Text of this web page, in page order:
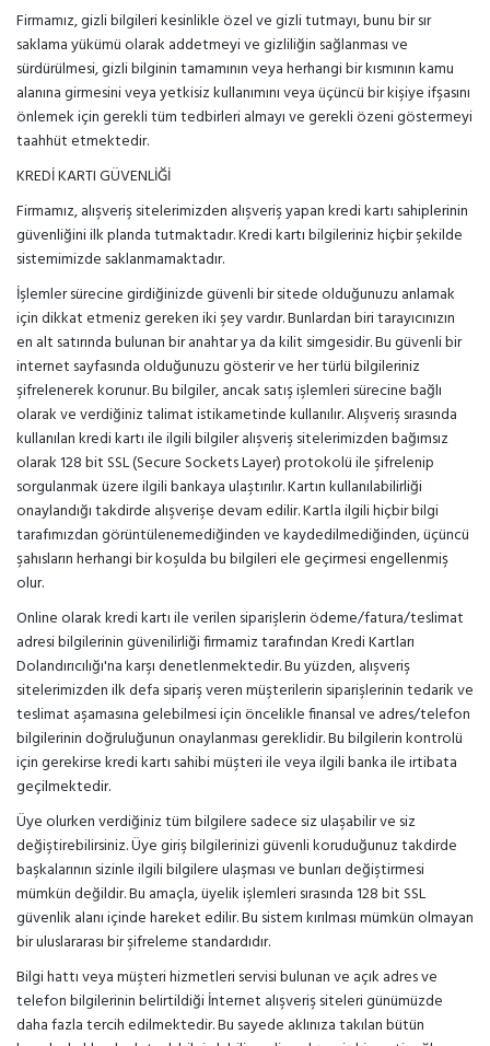
Firmamız, gizli bilgileri kesinlikle özel ve gizli tutmayı, bunu bir sır
saklama yükümü olarak addetmeyi ve gizliliğin sağlanması ve
sürdürülmesi, gizli bilginin tamamının veya herhangi bir kısmının kamu
alanına girmesini veya yetkisiz kullanımını veya üçüncü bir kişiye ifşasını
önlemek için gerekli tüm tedbirleri almayı ve gerekli özeni göstermeyi
taahhüt etmektedir.
KREDİ KARTI GÜVENLİĞİ
Firmamız, alışveriş sitelerimizden alışveriş yapan kredi kartı sahiplerinin
güvenliğini ilk planda tutmaktadır. Kredi kartı bilgileriniz hiçbir şekilde
sistemimizde saklanmamaktadır.
İşlemler sürecine girdiğinizde güvenli bir sitede olduğunuzu anlamak
için dikkat etmeniz gereken iki şey vardır. Bunlardan biri tarayıcınızın
en alt satırında bulunan bir anahtar ya da kilit simgesidir. Bu güvenli bir
internet sayfasında olduğunuzu gösterir ve her türlü bilgileriniz
şifrelenerek korunur. Bu bilgiler, ancak satış işlemleri sürecine bağlı
olarak ve verdiğiniz talimat istikametinde kullanılır. Alışveriş sırasında
kullanılan kredi kartı ile ilgili bilgiler alışveriş sitelerimizden bağımsız
olarak 128 bit SSL (Secure Sockets Layer) protokolü ile şifrelenip
sorgulanmak üzere ilgili bankaya ulaştırılır. Kartın kullanılabilirliği
onaylandığı takdirde alışverişe devam edilir. Kartla ilgili hiçbir bilgi
tarafımızdan görüntülenemediğinden ve kaydedilmediğinden, üçüncü
şahısların herhangi bir koşulda bu bilgileri ele geçirmesi engellenmiş
olur.
Online olarak kredi kartı ile verilen siparişlerin ödeme/fatura/teslimat
adresi bilgilerinin güvenilirliği firmamiz tarafından Kredi Kartları
Dolandırıcılığı'na karşı denetlenmektedir. Bu yüzden, alışveriş
sitelerimizden ilk defa sipariş veren müşterilerin siparişlerinin tedarik ve
teslimat aşamasına gelebilmesi için öncelikle finansal ve adres/telefon
bilgilerinin doğruluğunun onaylanması gereklidir. Bu bilgilerin kontrolü
için gerekirse kredi kartı sahibi müşteri ile veya ilgili banka ile irtibata
geçilmektedir.
Üye olurken verdiğiniz tüm bilgilere sadece siz ulaşabilir ve siz
değiştirebilirsiniz. Üye giriş bilgilerinizi güvenli koruduğunuz takdirde
başkalarının sizinle ilgili bilgilere ulaşması ve bunları değiştirmesi
mümkün değildir. Bu amaçla, üyelik işlemleri sırasında 128 bit SSL
güvenlik alanı içinde hareket edilir. Bu sistem kırılması mümkün olmayan
bir uluslararası bir şifreleme standardıdır.
Bilgi hattı veya müşteri hizmetleri servisi bulunan ve açık adres ve
telefon bilgilerinin belirtildiği İnternet alışveriş siteleri günümüzde
daha fazla tercih edilmektedir. Bu sayede aklınıza takılan bütün